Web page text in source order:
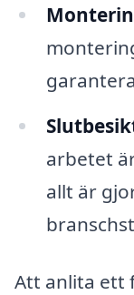
arbetet
allt är
Att anlita ett